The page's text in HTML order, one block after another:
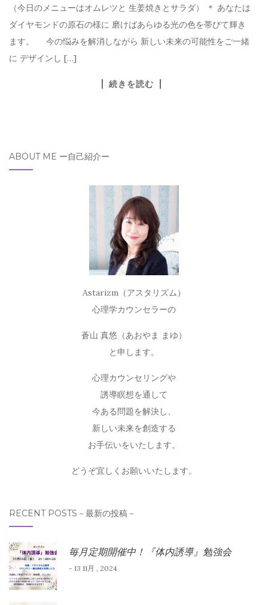
（今日のメニューはオムレツと 生姜焼きとサラダ） ＊ あなたは
ダイヤモンドの原石の様に 磨けばあらゆる光の色を帯びて輝き
ます。 今の悩みを解消しながら 新しい未来の可能性をご一緒
に デザインし […]
続きを読む
ABOUT ME ー自己紹介ー
Astarizm（アスタリズム）
心理学カウンセラーの
蒼山 真悠（あおやま まゆ）
と申します。
心理カウンセリングや
誘導瞑想を通して
今ある問題を解決し、
新しい未来を創造する
お手伝いをいたします。
どうぞ宜しくお願いいたします。
RECENT POSTS－最新の投稿－
毎月定期開催中！『体内誘導』勉強会
- 13 11月 , 2024